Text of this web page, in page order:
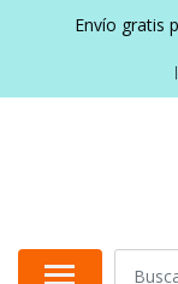
Envío gratis